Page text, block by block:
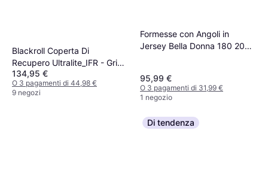
Blackroll Coperta Di
Recupero Ultralite_IFR - Gris
Coprimaterasso Nero, Rosso,
Grigio
134,95 €
O 3 pagamenti di 44,98 €
9 negozi
Formesse con Angoli in
Jersey Bella Donna 180 200
95,99 €
O 3 pagamenti di 31,99 €
1 negozio
Di tendenza